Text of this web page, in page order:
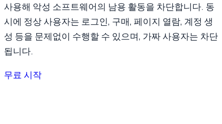
사용해 악성 소프트웨어의 남용 활동을 차단합니다. 동
시에 정상 사용자는 로그인, 구매, 페이지 열람, 계정 생
성 등을 문제없이 수행할 수 있으며, 가짜 사용자는 차단
됩니다.
무료 시작